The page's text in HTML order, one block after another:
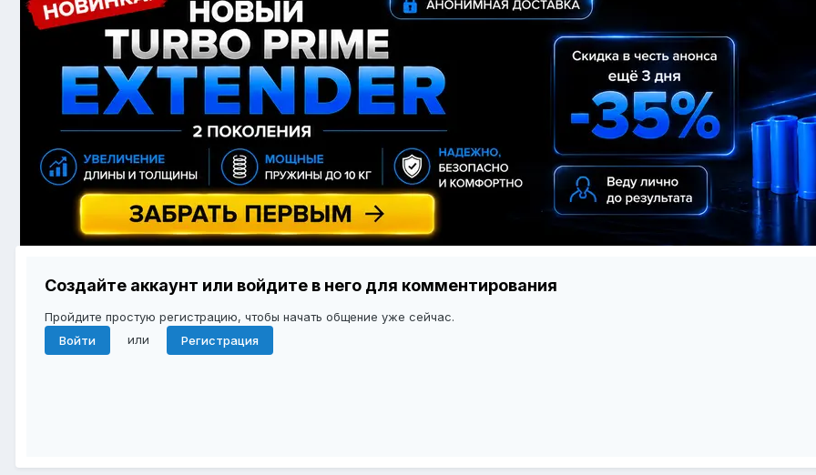
Создайте аккаунт или войдите в него для комментирования
Пройдите простую регистрацию, чтобы начать общение уже сейчас.
Войти
или Регистрация